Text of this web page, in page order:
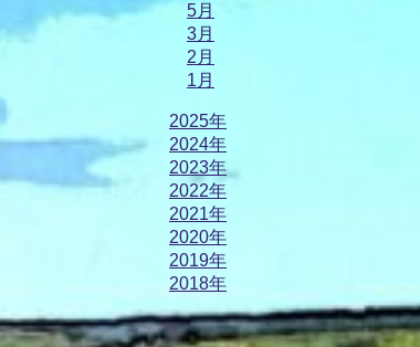
5月
3月
2月
1月
2025年
2024年
2023年
2022年
2021年
2020年
2019年
2018年